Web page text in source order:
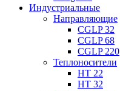
Индустриальные
Направляющие
CGLP 32
CGLP 68
CGLP 220
Теплоносители
HT 22
HT 32